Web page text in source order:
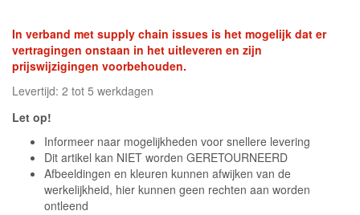
In verband met supply chain issues is het mogelijk dat er
vertragingen onstaan in het uitleveren en zijn
prijswijzigingen voorbehouden.
Levertijd: 2 tot 5 werkdagen
Let op!
Informeer naar mogelijkheden voor snellere levering
Dit artikel kan NIET worden GERETOURNEERD
Afbeeldingen en kleuren kunnen afwijken van de
werkelijkheid, hier kunnen geen rechten aan worden
ontleend